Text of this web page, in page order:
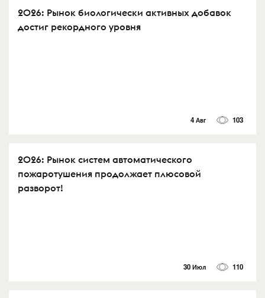
2026: Рынок биологически активных добавок
достиг рекордного уровня
4 Авг 103
2026: Рынок систем автоматического
пожаротушения продолжает плюсовой
разворот!
30 Июл 110